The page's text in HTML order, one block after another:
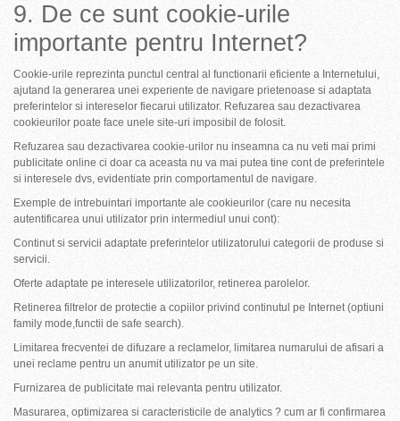
9. De ce sunt cookie-urile
importante pentru Internet?
Cookie-urile reprezinta punctul central al functionarii eficiente a Internetului,
ajutand la generarea unei experiente de navigare prietenoase si adaptata
preferintelor si intereselor fiecarui utilizator. Refuzarea sau dezactivarea
cookieurilor poate face unele site-uri imposibil de folosit.
Refuzarea sau dezactivarea cookie-urilor nu inseamna ca nu veti mai primi
publicitate online ci doar ca aceasta nu va mai putea tine cont de preferintele
si interesele dvs, evidentiate prin comportamentul de navigare.
Exemple de intrebuintari importante ale cookieurilor (care nu necesita
autentificarea unui utilizator prin intermediul unui cont):
Continut si servicii adaptate preferintelor utilizatorului categorii de produse si
servicii.
Oferte adaptate pe interesele utilizatorilor, retinerea parolelor.
Retinerea filtrelor de protectie a copiilor privind continutul pe Internet (optiuni
family mode,functii de safe search).
Limitarea frecventei de difuzare a reclamelor, limitarea numarului de afisari a
unei reclame pentru un anumit utilizator pe un site.
Furnizarea de publicitate mai relevanta pentru utilizator.
Masurarea, optimizarea si caracteristicile de analytics ? cum ar fi confirmarea